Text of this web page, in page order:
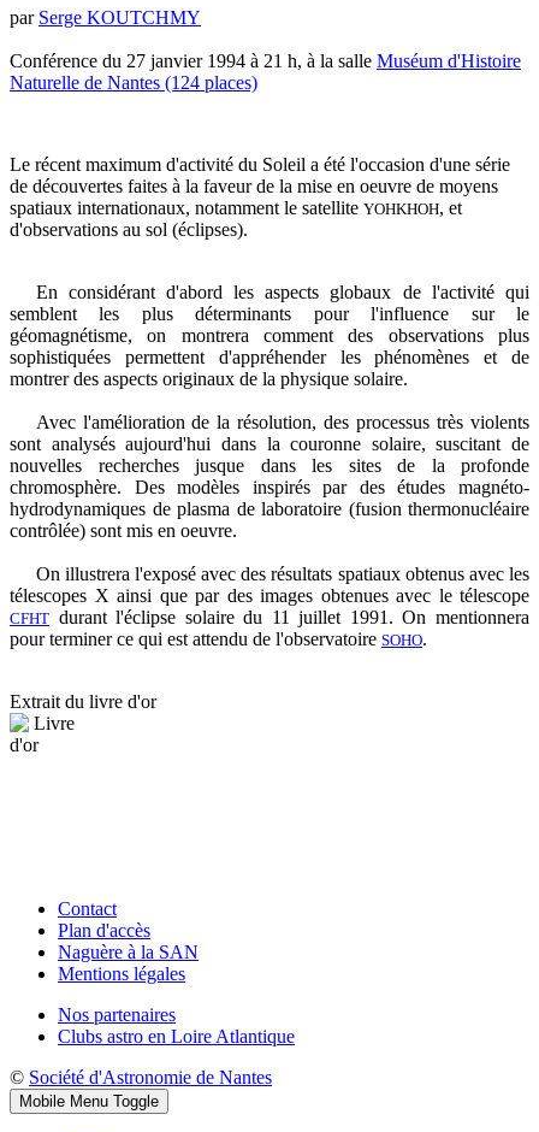
par Serge KOUTCHMY
Conférence du 27 janvier 1994 à 21 h, à la salle Muséum d'Histoire
Naturelle de Nantes (124 places)
Le récent maximum d'activité du Soleil a été l'occasion d'une série
de découvertes faites à la faveur de la mise en oeuvre de moyens
spatiaux internationaux, notamment le satellite YOHKHOH, et
d'observations au sol (éclipses).
En considérant d'abord les aspects globaux de l'activité qui
semblent les plus déterminants pour l'influence sur le
géomagnétisme, on montrera comment des observations plus
sophistiquées permettent d'appréhender les phénomènes et de
montrer des aspects originaux de la physique solaire.
Avec l'amélioration de la résolution, des processus très violents
sont analysés aujourd'hui dans la couronne solaire, suscitant de
nouvelles recherches jusque dans les sites de la profonde
chromosphère. Des modèles inspirés par des études magnéto-
hydrodynamiques de plasma de laboratoire (fusion thermonucléaire
contrôlée) sont mis en oeuvre.
On illustrera l'exposé avec des résultats spatiaux obtenus avec les
télescopes X ainsi que par des images obtenues avec le télescope
CFHT durant l'éclipse solaire du 11 juillet 1991. On mentionnera
pour terminer ce qui est attendu de l'observatoire SOHO.
Extrait du livre d'or
Contact
Plan d'accès
Naguère à la SAN
Mentions légales
Nos partenaires
Clubs astro en Loire Atlantique
© Société d'Astronomie de Nantes
Mobile Menu Toggle